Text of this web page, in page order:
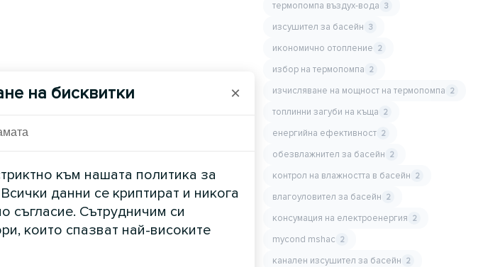
термопомпа въздух-вода 3
изсушител за басейн 3
икономично отопление 2
избор на термопомпа 2
изчисляване на мощност на термопомпа 2
топлинни загуби на къща 2
енергийна ефективност 2
обезвлажнител за басейн 2
контрол на влажността в басейн 2
влагоуловител за басейн 2
консумация на електроенергия 2
mycond mshac 2
канален изсушител за басейн 2
на бисквитки ×
към нашата политика за
данни се криптират и никога
съгласие. Сътрудничим си
които спазват най-високите